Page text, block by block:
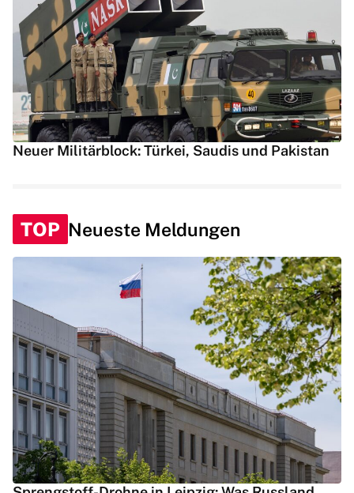
Neuer Militärblock: Türkei, Saudis und Pakistan
TOP Neueste Meldungen